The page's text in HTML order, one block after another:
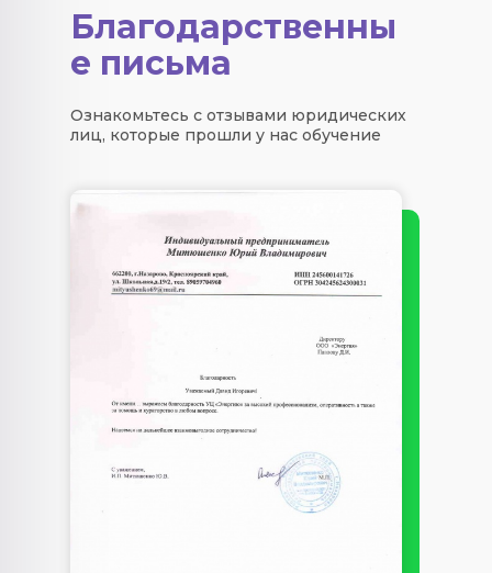
Благодарственны
е письма
Ознакомьтесь с отзывами юридических
лиц, которые прошли у нас обучение